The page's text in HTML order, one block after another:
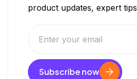
product updates, expert tips
Subscribe now